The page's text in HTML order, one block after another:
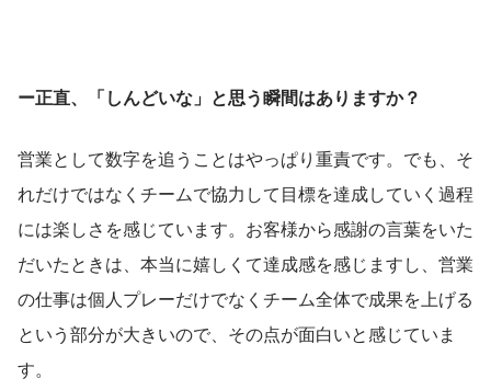
ー正直、「しんどいな」と思う瞬間はありますか？
営業として数字を追うことはやっぱり重責です。でも、そ
れだけではなくチームで協力して目標を達成していく過程
には楽しさを感じています。お客様から感謝の言葉をいた
だいたときは、本当に嬉しくて達成感を感じますし、営業
の仕事は個人プレーだけでなくチーム全体で成果を上げる
という部分が大きいので、その点が面白いと感じていま
す。